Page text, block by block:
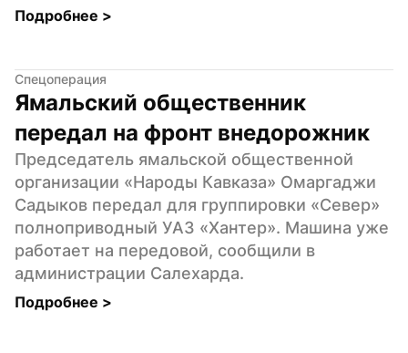
Подробнее >
Спецоперация
Ямальский общественник
передал на фронт внедорожник
Председатель ямальской общественной
организации «Народы Кавказа» Омаргаджи
Садыков передал для группировки «Север»
полноприводный УАЗ «Хантер». Машина уже
работает на передовой, сообщили в
администрации Салехарда.
Подробнее >